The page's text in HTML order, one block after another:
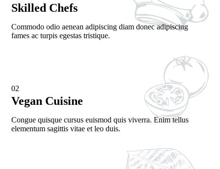
Skilled Chefs
Commodo odio aenean adipiscing diam donec adipiscing
fames ac turpis egestas tristique.
02
Vegan Cuisine
Congue quisque cursus euismod quis viverra. Enim tellus
elementum sagittis vitae et leo duis.